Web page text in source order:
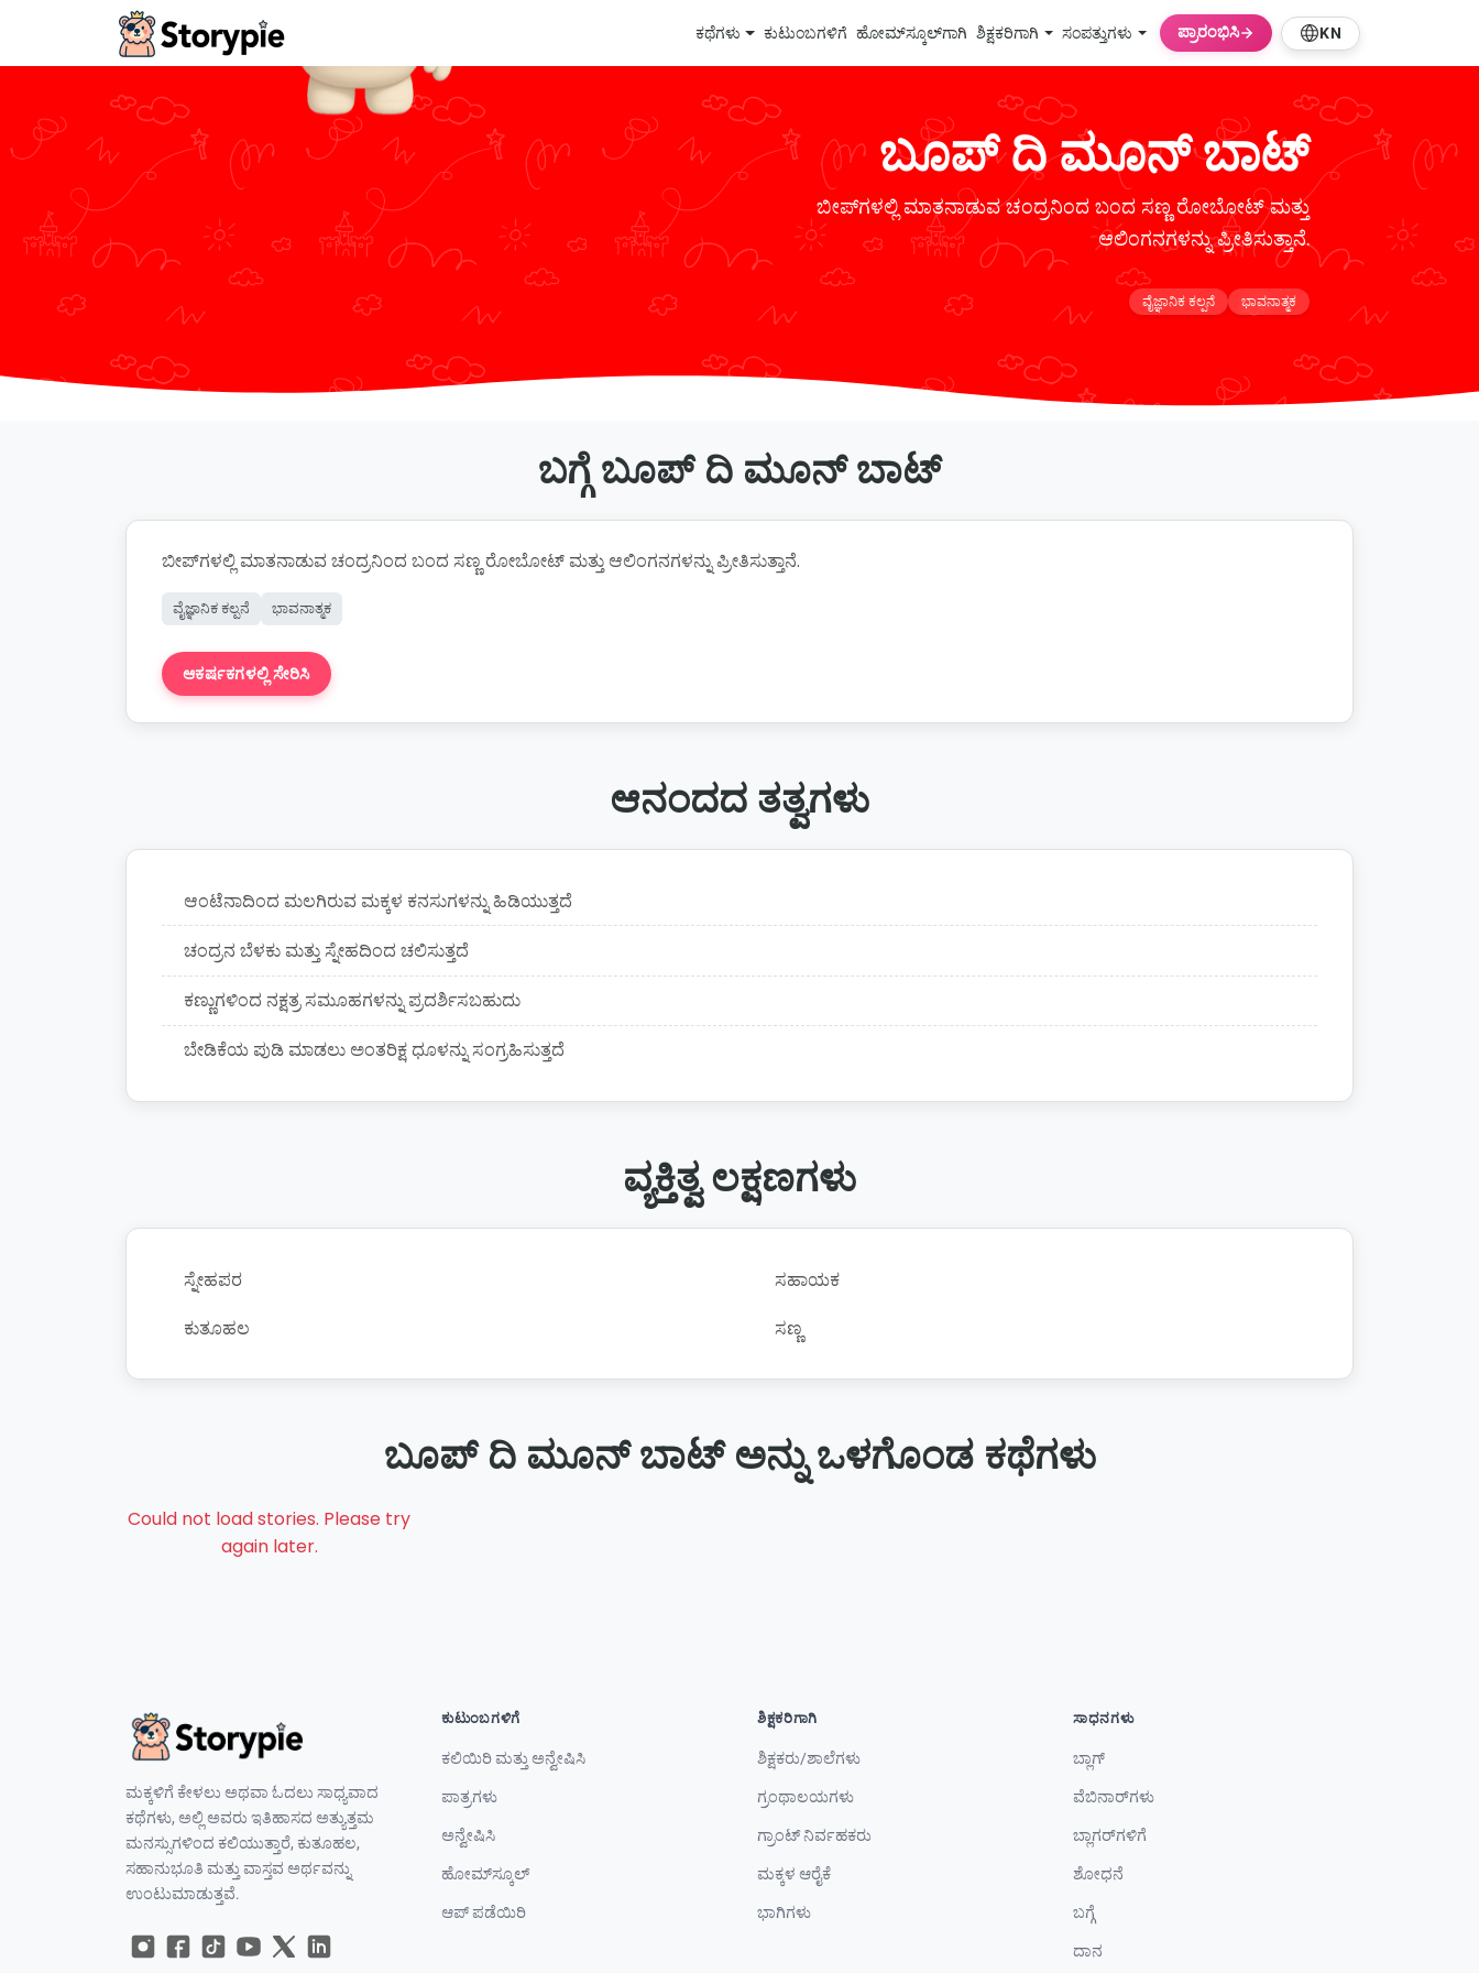
Storypie - Home ಕಥೆಗಳು ಕುಟುಂಬಗಳಿಗೆ ಹೋಮ್‌ಸ್ಕೂಲ್‌ಗಾಗಿ ಶಿಕ್ಷಕರಿಗಾಗಿ ಸಂಪತ್ತುಗಳು ಪ್ರಾರಂಭಿಸಿ KN
ಬೂಪ್ ದಿ ಮೂನ್ ಬಾಟ್
ಬೀಪ್‌ಗಳಲ್ಲಿ ಮಾತನಾಡುವ ಚಂದ್ರನಿಂದ ಬಂದ ಸಣ್ಣ ರೋಬೋಟ್ ಮತ್ತು
ಆಲಿಂಗನಗಳನ್ನು ಪ್ರೀತಿಸುತ್ತಾನೆ.
ವೈಜ್ಞಾನಿಕ ಕಲ್ಪನೆ ಭಾವನಾತ್ಮಕ
ಬಗ್ಗೆ ಬೂಪ್ ದಿ ಮೂನ್ ಬಾಟ್
ಬೀಪ್‌ಗಳಲ್ಲಿ ಮಾತನಾಡುವ ಚಂದ್ರನಿಂದ ಬಂದ ಸಣ್ಣ ರೋಬೋಟ್ ಮತ್ತು ಆಲಿಂಗನಗಳನ್ನು ಪ್ರೀತಿಸುತ್ತಾನೆ.
ವೈಜ್ಞಾನಿಕ ಕಲ್ಪನೆ ಭಾವನಾತ್ಮಕ
ಆಕರ್ಷಕಗಳಲ್ಲಿ ಸೇರಿಸಿ
ಆನಂದದ ತತ್ವಗಳು
ಆಂಟೆನಾದಿಂದ ಮಲಗಿರುವ ಮಕ್ಕಳ ಕನಸುಗಳನ್ನು ಹಿಡಿಯುತ್ತದೆ
ಚಂದ್ರನ ಬೆಳಕು ಮತ್ತು ಸ್ನೇಹದಿಂದ ಚಲಿಸುತ್ತದೆ
ಕಣ್ಣುಗಳಿಂದ ನಕ್ಷತ್ರ ಸಮೂಹಗಳನ್ನು ಪ್ರದರ್ಶಿಸಬಹುದು
ಬೇಡಿಕೆಯ ಪುಡಿ ಮಾಡಲು ಅಂತರಿಕ್ಷ ಧೂಳನ್ನು ಸಂಗ್ರಹಿಸುತ್ತದೆ
ವ್ಯಕ್ತಿತ್ವ ಲಕ್ಷಣಗಳು
ಸ್ನೇಹಪರ
ಕುತೂಹಲ
ಸಹಾಯಕ
ಸಣ್ಣ
ಬೂಪ್ ದಿ ಮೂನ್ ಬಾಟ್ ಅನ್ನು ಒಳಗೊಂಡ ಕಥೆಗಳು
Could not load stories. Please try
again later.
ಮಕ್ಕಳಿಗೆ ಕೇಳಲು ಅಥವಾ ಓದಲು ಸಾಧ್ಯವಾದ
ಕಥೆಗಳು, ಅಲ್ಲಿ ಅವರು ಇತಿಹಾಸದ ಅತ್ಯುತ್ತಮ
ಮನಸ್ಸುಗಳಿಂದ ಕಲಿಯುತ್ತಾರೆ, ಕುತೂಹಲ,
ಸಹಾನುಭೂತಿ ಮತ್ತು ವಾಸ್ತವ ಅರ್ಥವನ್ನು
ಉಂಟುಮಾಡುತ್ತವೆ.
ಕುಟುಂಬಗಳಿಗೆ
ಕಲಿಯಿರಿ ಮತ್ತು ಅನ್ವೇಷಿಸಿ
ಪಾತ್ರಗಳು
ಅನ್ವೇಷಿಸಿ
ಹೋಮ್‌ಸ್ಕೂಲ್
ಆಪ್ ಪಡೆಯಿರಿ
ಶಿಕ್ಷಕರಿಗಾಗಿ
ಶಿಕ್ಷಕರು/ಶಾಲೆಗಳು
ಗ್ರಂಥಾಲಯಗಳು
ಗ್ರಾಂಟ್ ನಿರ್ವಹಕರು
ಮಕ್ಕಳ ಆರೈಕೆ
ಭಾಗಿಗಳು
ಸಾಧನಗಳು
ಬ್ಲಾಗ್
ವೆಬಿನಾರ್‌ಗಳು
ಬ್ಲಾಗರ್‌ಗಳಿಗೆ
ಶೋಧನೆ
ಬಗ್ಗೆ
ದಾನ